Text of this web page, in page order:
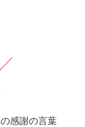
感謝の言葉